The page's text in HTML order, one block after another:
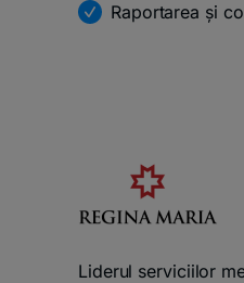
Raportarea și
Liderul serviciilor